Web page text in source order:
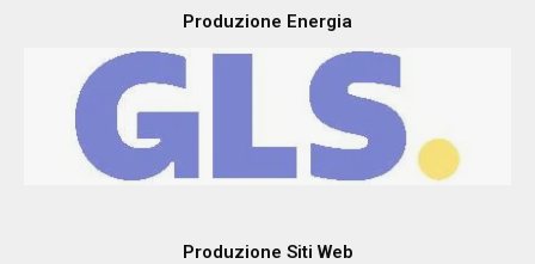
Produzione Energia
Produzione Siti Web